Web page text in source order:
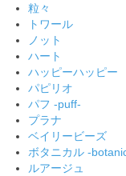
粒々
トワール
ノット
ハート
ハッピーハッピー
パピリオ
パフ -puff-
プラナ
ベイリービーズ
ボタニカル -
ルアージュ